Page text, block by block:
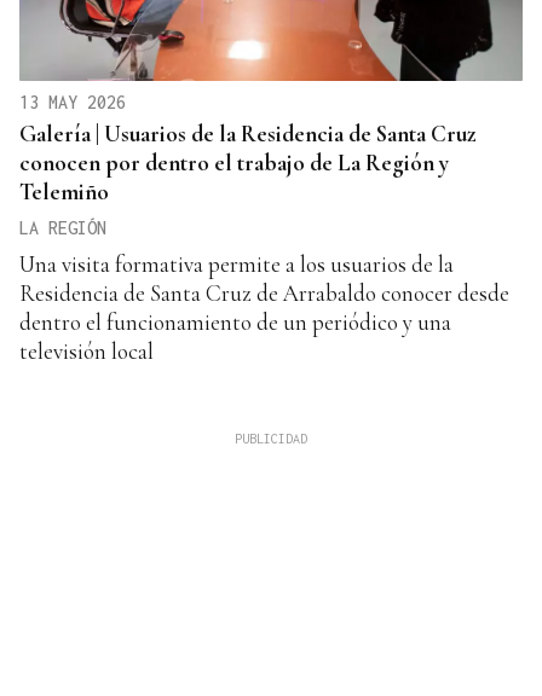
13 MAY 2026
Galería | Usuarios de la Residencia de Santa Cruz
conocen por dentro el trabajo de La Región y
Telemiño
LA REGIÓN
Una visita formativa permite a los usuarios de la
Residencia de Santa Cruz de Arrabaldo conocer desde
dentro el funcionamiento de un periódico y una
televisión local